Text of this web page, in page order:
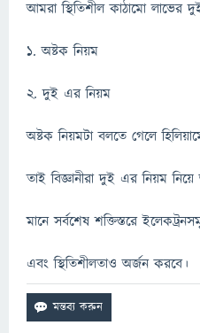
আমরা স্থিতিশীল কাঠামো লাভের
১. অষ্টক নিয়ম
২. দুই এর নিয়ম
অষ্টক নিয়মটা বলতে গেলে
তাই বিজ্ঞানীরা দুই এর নিয়ম
মানে সর্বশেষ শক্তিস্তরে
এবং স্থিতিশীলতাও অর্জন করবে।